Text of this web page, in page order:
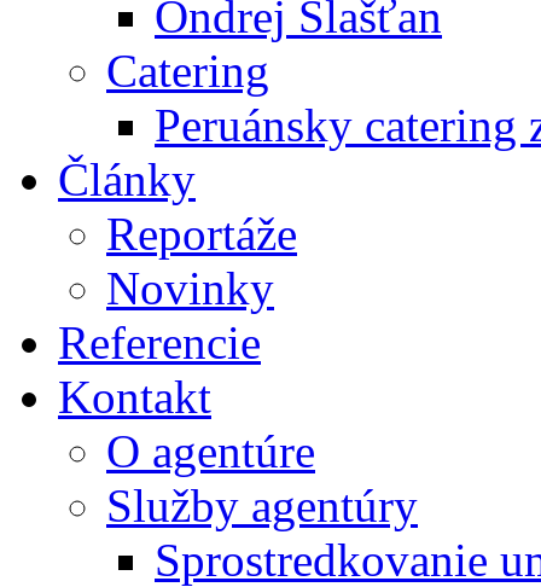
Ondrej Slašťan
Catering
Peruánsky catering
Články
Reportáže
Novinky
Referencie
Kontakt
O agentúre
Služby agentúry
Sprostredkovanie